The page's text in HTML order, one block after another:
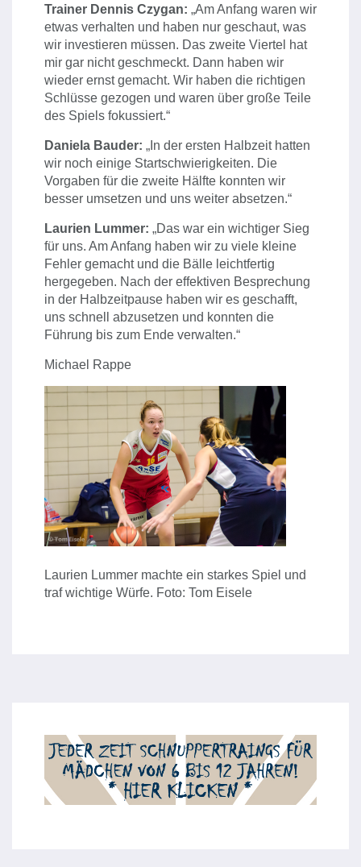
Trainer Dennis Czygan: „Am Anfang waren wir
etwas verhalten und haben nur geschaut, was
wir investieren müssen. Das zweite Viertel hat
mir gar nicht geschmeckt. Dann haben wir
wieder ernst gemacht. Wir haben die richtigen
Schlüsse gezogen und waren über große Teile
des Spiels fokussiert.“
Daniela Bauder: „In der ersten Halbzeit hatten
wir noch einige Startschwierigkeiten. Die
Vorgaben für die zweite Hälfte konnten wir
besser umsetzen und uns weiter absetzen.“
Laurien Lummer: „Das war ein wichtiger Sieg
für uns. Am Anfang haben wir zu viele kleine
Fehler gemacht und die Bälle leichtfertig
hergegeben. Nach der effektiven Besprechung
in der Halbzeitpause haben wir es geschafft,
uns schnell abzusetzen und konnten die
Führung bis zum Ende verwalten.“
Michael Rappe
Laurien Lummer machte ein starkes Spiel und
traf wichtige Würfe. Foto: Tom Eisele